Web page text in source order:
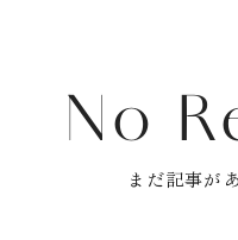
No
まだ記事が